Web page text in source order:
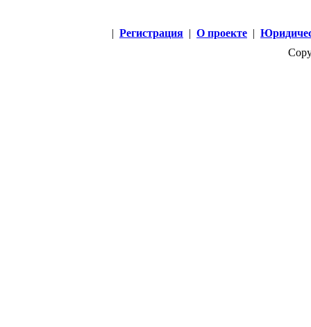
| Регистрация | О проекте |